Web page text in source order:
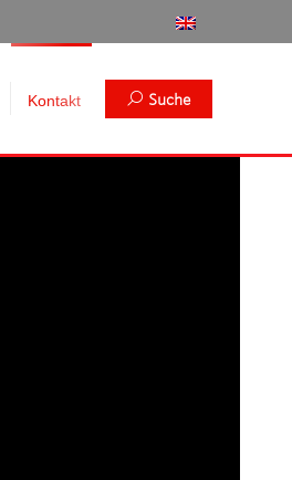
Kontakt Search:Suche